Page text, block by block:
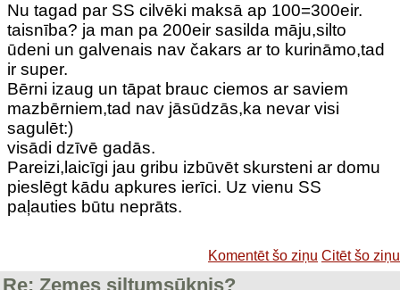
Nu tagad par SS cilvēki maksā ap 100=300eir.
taisnība? ja man pa 200eir sasilda māju,silto
ūdeni un galvenais nav čakars ar to kurināmo,tad
ir super.
Bērni izaug un tāpat brauc ciemos ar saviem
mazbērniem,tad nav jāsūdzās,ka nevar visi
sagulēt:)
visādi dzīvē gadās.
Pareizi,laicīgi jau gribu izbūvēt skursteni ar domu
pieslēgt kādu apkures ierīci. Uz vienu SS
paļauties būtu neprāts.
Komentēt šo ziņu Citēt šo ziņu
Re: Zemes siltumsūknis?